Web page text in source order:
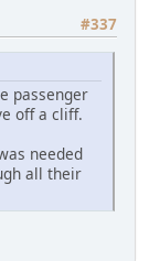
#337
passenger
off a cliff.
needed
all their